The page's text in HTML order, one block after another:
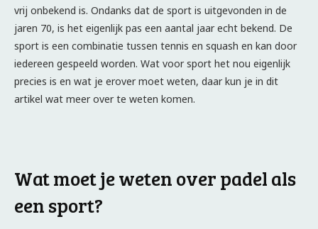
vrij onbekend is. Ondanks dat de sport is uitgevonden in de
jaren 70, is het eigenlijk pas een aantal jaar echt bekend. De
sport is een combinatie tussen tennis en squash en kan door
iedereen gespeeld worden. Wat voor sport het nou eigenlijk
precies is en wat je erover moet weten, daar kun je in dit
artikel wat meer over te weten komen.
Wat moet je weten over padel als
een sport?